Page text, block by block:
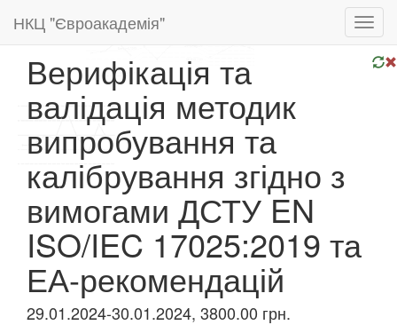
НКЦ "Євроакадемія"
Верифікація та
валідація методик
випробування та
калібрування згідно з
вимогами ДСТУ EN
ISO/IEC 17025:2019 та
ЕА-рекомендацій
29.01.2024-30.01.2024, 3800.00 грн.